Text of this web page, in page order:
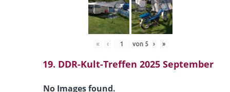
« ‹ von 5 › »
19. DDR-Kult-Treffen 2025 September
No Images found.